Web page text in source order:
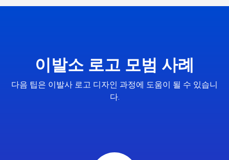
이발소 로고 모범 사례
다음 팁은 이발사 로고 디자인 과정에 도움이 될 수 있습니
다.